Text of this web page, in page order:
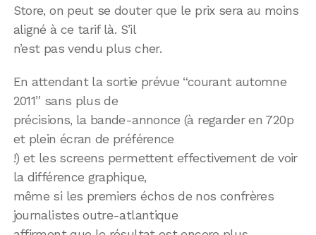
Store, on peut se douter que le prix sera au moins
aligné à ce tarif là. S’il
n’est pas vendu plus cher.
En attendant la sortie prévue “courant automne
2011” sans plus de
précisions, la bande-annonce (à regarder en 720p
et plein écran de préférence
!) et les screens permettent effectivement de voir
la différence graphique,
même si les premiers échos de nos confrères
journalistes outre-atlantique